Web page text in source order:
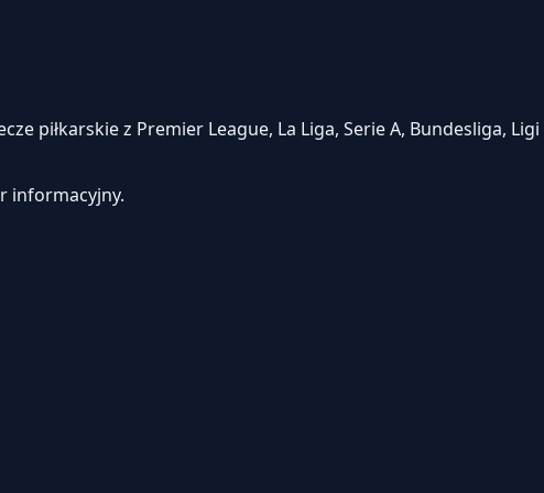
piłkarskie z Premier League, La Liga, Serie A, Bundesliga,
informacyjny.